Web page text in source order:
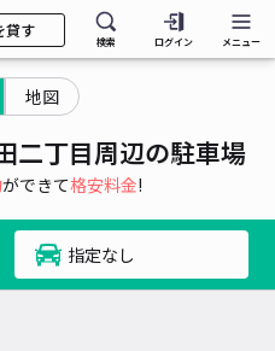
貸す
検索 ログイン メニュー
地図
二丁目周辺の駐車場
ができて格安料金!
指定なし